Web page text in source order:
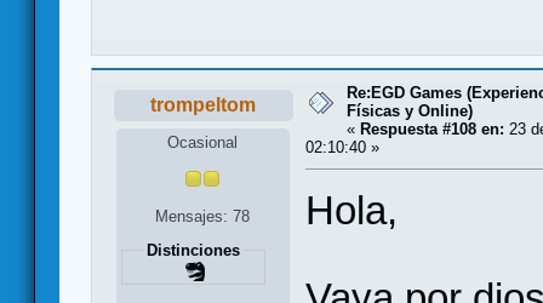
trompeltom
Ocasional
Mensajes: 78
Distinciones
Re:EGD Games
Físicas y Online)
« Respuesta #108 en: 23
02:10:40 »
Hola,